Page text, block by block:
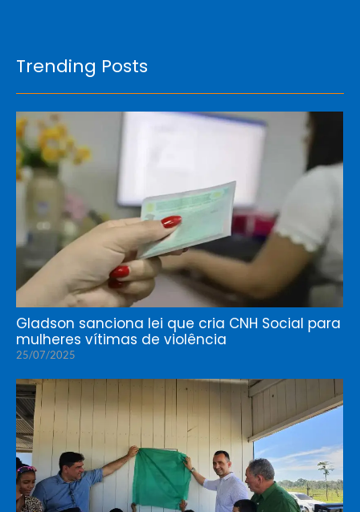
Trending Posts
Gladson sanciona lei que cria CNH Social para
mulheres vítimas de violência
25/07/2025